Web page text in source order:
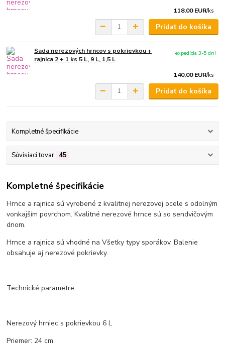
118,00 EUR/ks
Pridať do košíka
Sada nerezových hrncov s pokrievkou +
rajnica 2 + 1 ks 5 L, 9 L, 1,5 L
140,00 EUR/ks
expedícia 3-5 dní
Pridať do košíka
Kompletné špecifikácie
Súvisiaci tovar 45
Kompletné špecifikácie
Hrnce a rajnica sú vyrobené z kvalitnej nerezovej ocele s odolným
vonkajším povrchom. Kvalitné nerezové hrnce sú so sendvičovým
dnom.
Hrnce a rajnica sú vhodné na Všetky typy sporákov. Balenie
obsahuje aj nerezové pokrievky.
Technické parametre:
Nerezový hrniec s pokrievkou 6 L
Priemer: 24 cm.